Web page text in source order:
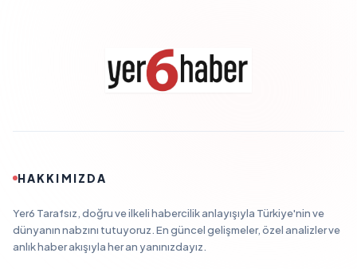
HAKKIMIZDA
Yer6 Tarafsız, doğru ve ilkeli habercilik anlayışıyla Türkiye'nin ve
dünyanın nabzını tutuyoruz. En güncel gelişmeler, özel analizler ve
anlık haber akışıyla her an yanınızdayız.